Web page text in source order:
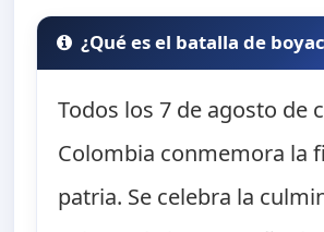
¿Qué es el batalla de
Todos los 7 de agosto de
Colombia conmemora la
patria. Se celebra la